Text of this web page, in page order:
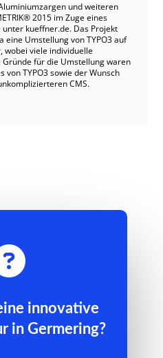
und weiteren
2015 im Zuge eines
unter kueffner.de. Das Projekt
eine Umstellung von TYPO3 auf
wobei viele individuelle
für die Umstellung waren
von TYPO3 sowie der Wunsch
CMS.
innovative
in Germering?